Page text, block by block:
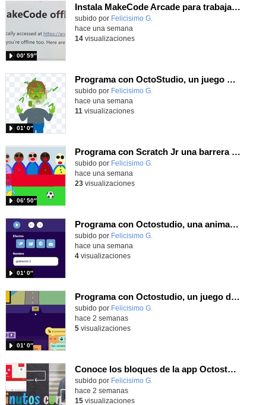
Instala MakeCode Arcade para trabajar offline en tu tablet, ordenador, Chromebook
Contenido educativo.
subido por Felicisimo G.
00′ 59″
hace una semana
14visualizaciones
Programa con OctoStudio, un juego homenajeando al House of the dead con Zombies
Contenido educativo.
subido por Felicisimo G.
01′ 0″
hace una semana
11 visualizaciones
Programa con Scratch Jr una barrera que se desplaza para dar sensación de movimiento
Contenido educativo.
subido por Felicisimo G.
06′ 50″
hace una semana
23visualizaciones
Programa con Octostudio, una animación utilizando la cámara para una foto y audio y texto para comunicar.
Contenido educativo.
subido por Felicisimo G.
01′ 0″
hace una semana
4visualizaciones
Programa con Octostudio, un juego de Educación Víal cruzando un paso de cebra.
Contenido educativo.
subido por Felicisimo G.
01′ 0″
hace 2 semanas
5visualizaciones
Conoce los bloques de la app Octostudio, gratuito, offline y para tu tablet y móvil - Contenido educativo
Contenido educativo.
subido por Felicisimo G.
hace 2 semanas
15visualizaciones